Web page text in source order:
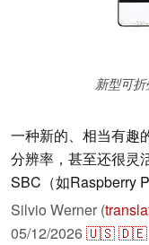
新型可
一种新的、相当有趣
分辨率，甚至还很灵
SBC（如Raspberry
Silvio Werner (
05/12/2026🇺🇸🇩🇪